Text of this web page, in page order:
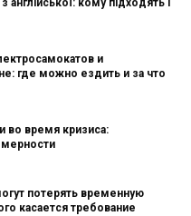
з англійської: кому підходять і
и
где можно ездить и за что
во время кризиса:
потерять временную
касается требование